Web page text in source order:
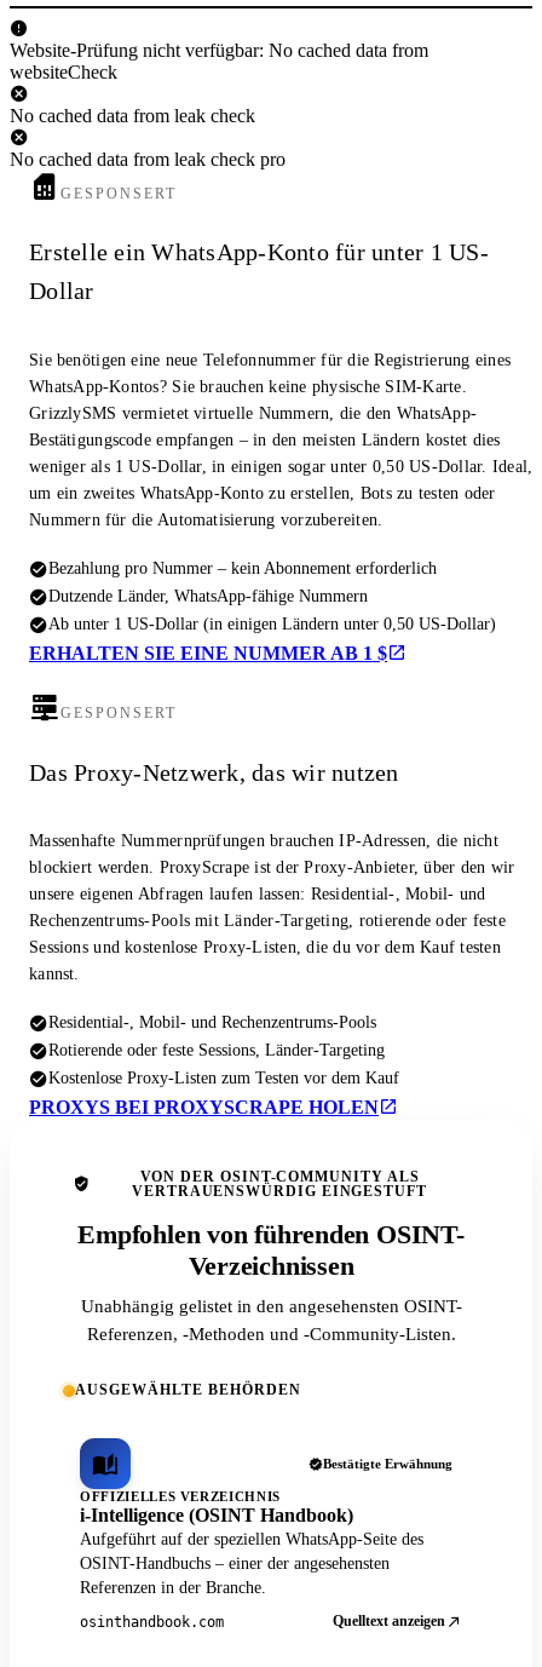
Website-Prüfung nicht verfügbar: No cached data from
websiteCheck
No cached data from leak check
No cached data from leak check pro
GESPONSERT
Erstelle ein WhatsApp-Konto für unter 1 US-
Dollar
Sie benötigen eine neue Telefonnummer für die Registrierung eines
WhatsApp-Kontos? Sie brauchen keine physische SIM-Karte.
GrizzlySMS vermietet virtuelle Nummern, die den WhatsApp-
Bestätigungscode empfangen – in den meisten Ländern kostet dies
weniger als 1 US-Dollar, in einigen sogar unter 0,50 US-Dollar. Ideal,
um ein zweites WhatsApp-Konto zu erstellen, Bots zu testen oder
Nummern für die Automatisierung vorzubereiten.
Bezahlung pro Nummer – kein Abonnement erforderlich
Dutzende Länder, WhatsApp-fähige Nummern
Ab unter 1 US-Dollar (in einigen Ländern unter 0,50 US-Dollar)
ERHALTEN SIE EINE NUMMER AB 1 $
GESPONSERT
Das Proxy-Netzwerk, das wir nutzen
Massenhafte Nummernprüfungen brauchen IP-Adressen, die nicht
blockiert werden. ProxyScrape ist der Proxy-Anbieter, über den wir
unsere eigenen Abfragen laufen lassen: Residential-, Mobil- und
Rechenzentrums-Pools mit Länder-Targeting, rotierende oder feste
Sessions und kostenlose Proxy-Listen, die du vor dem Kauf testen
kannst.
Residential-, Mobil- und Rechenzentrums-Pools
Rotierende oder feste Sessions, Länder-Targeting
Kostenlose Proxy-Listen zum Testen vor dem Kauf
PROXYS BEI PROXYSCRAPE HOLEN
VON DER OSINT-COMMUNITY ALS
VERTRAUENSWÜRDIG EINGESTUFT
Empfohlen von führenden OSINT-
Verzeichnissen
Unabhängig gelistet in den angesehensten OSINT-
Referenzen, -Methoden und -Community-Listen.
AUSGEWÄHLTE BEHÖRDEN
Bestätigte Erwähnung
OFFIZIELLES VERZEICHNIS
i-Intelligence (OSINT Handbook)
Aufgeführt auf der speziellen WhatsApp-Seite des
OSINT-Handbuchs – einer der angesehensten
Referenzen in der Branche.
osinthandbook.com Quelltext anzeigen